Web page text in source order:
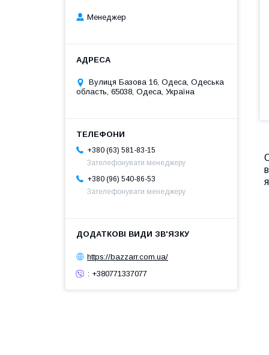
Менеджер
Вулиця Базова 16, Одеса, Одеська
область, 65038, Одеса, Україна
+380 (63) 581-83-15
Зателефонувати менеджеру
+380 (96) 540-86-53
Зателефонувати менеджеру
https://bazzarr.com.ua/
: +380771337077